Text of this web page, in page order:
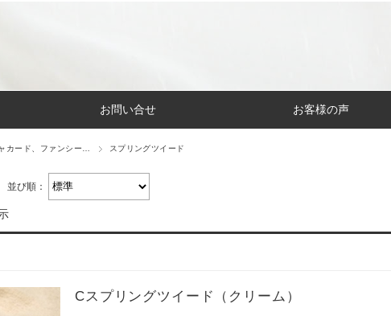
お問い合せ お客様の声
カード、ファンシー… スプリングツイード
並び順：
Cスプリングツイード（クリーム）